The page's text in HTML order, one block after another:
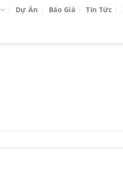
Dự Án Báo Giá Tin Tức